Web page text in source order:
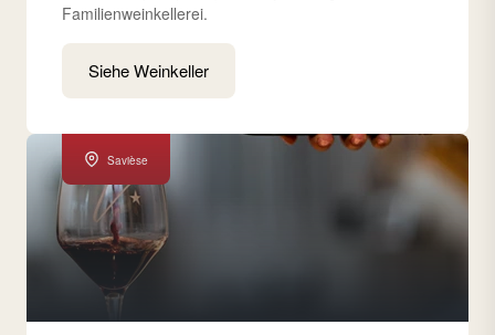
Familienweinkellerei.
Siehe Weinkeller
Savièse